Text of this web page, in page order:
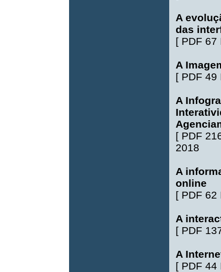
A
das
[ PDF 67
A
[ PDF 49
A
[ PDF
2018
A
online
[ PDF 62
A
[ PDF
A
[ PDF 44